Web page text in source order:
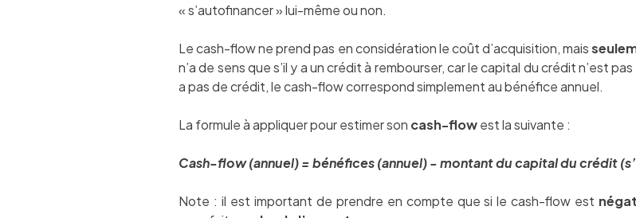
« s’autofinancer » lui-même ou non.
Le cash-flow ne prend pas en considération le coût d’acquisition, mais
n’a de sens que s’il y a un crédit à rembourser, car le capital du crédit n’est
a pas de crédit, le cash-flow correspond simplement au bénéfice annuel.
La formule à appliquer pour estimer son cash-flowest la suivante :
Cash-flow (annuel) = bénéfices (annuel) - montant du capital du crédit
Note : il est important de prendre en compte que si le cash-flow est